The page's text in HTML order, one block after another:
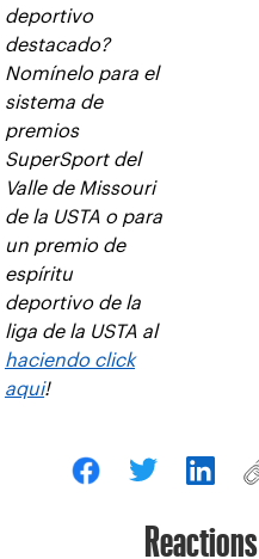
deportivo
destacado?
Nomínelo para el
sistema de
premios
SuperSport del
Valle de Missouri
de la USTA o para
un premio de
espíritu
deportivo de la
liga de la USTA al
haciendo click
aqui!
Reactions